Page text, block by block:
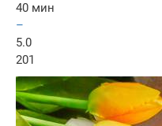
40 мин
–
5.0
201